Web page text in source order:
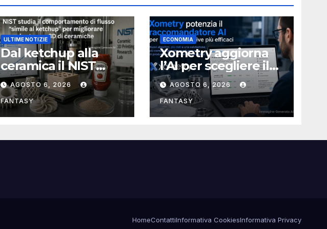
ULTIME NOTIZIE
Dal ketchup alla
ceramica il NIST
studia la reologia
per rendere più
affidabile la stampa
3D
AGOSTO 6, 2026
FANTASY
ECONOMIA
Xometry aggiorna
l’AI per scegliere il
processo produttivo
più adatto
AGOSTO 6, 2026
FANTASY
HomeContattiInformativa CookiesInformativa Privacy